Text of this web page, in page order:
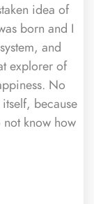
idea of
born and I
and
explorer of
No
because
not know how